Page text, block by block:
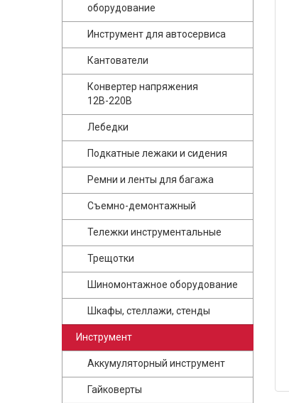
оборудование
Инструмент для автосервиса
Кантователи
Конвертер напряжения
12В-220В
Лебедки
Подкатные лежаки и сидения
Ремни и ленты для багажа
Съемно-демонтажный
Тележки инструментальные
Трещотки
Шиномонтажное оборудование
Шкафы, стеллажи, стенды
Инструмент
Аккумуляторный инструмент
Гайковерты